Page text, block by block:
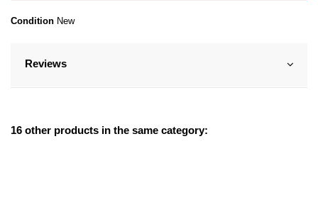
Condition New
Reviews
16 other products in the same category: